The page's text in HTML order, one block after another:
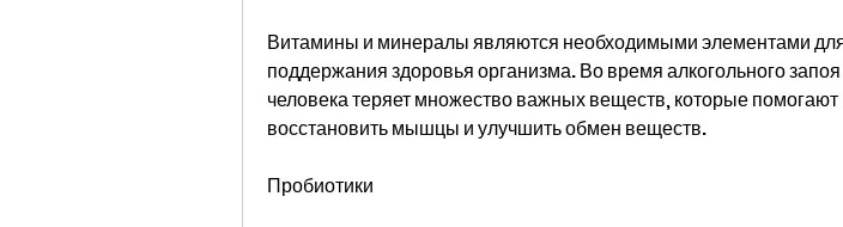
Витамины и минералы являются необходимыми элементами
поддержания здоровья организма. Во время алкогольного
человека теряет множество важных веществ, которые помогают
восстановить мышцы и улучшить обмен веществ.
Пробиотики